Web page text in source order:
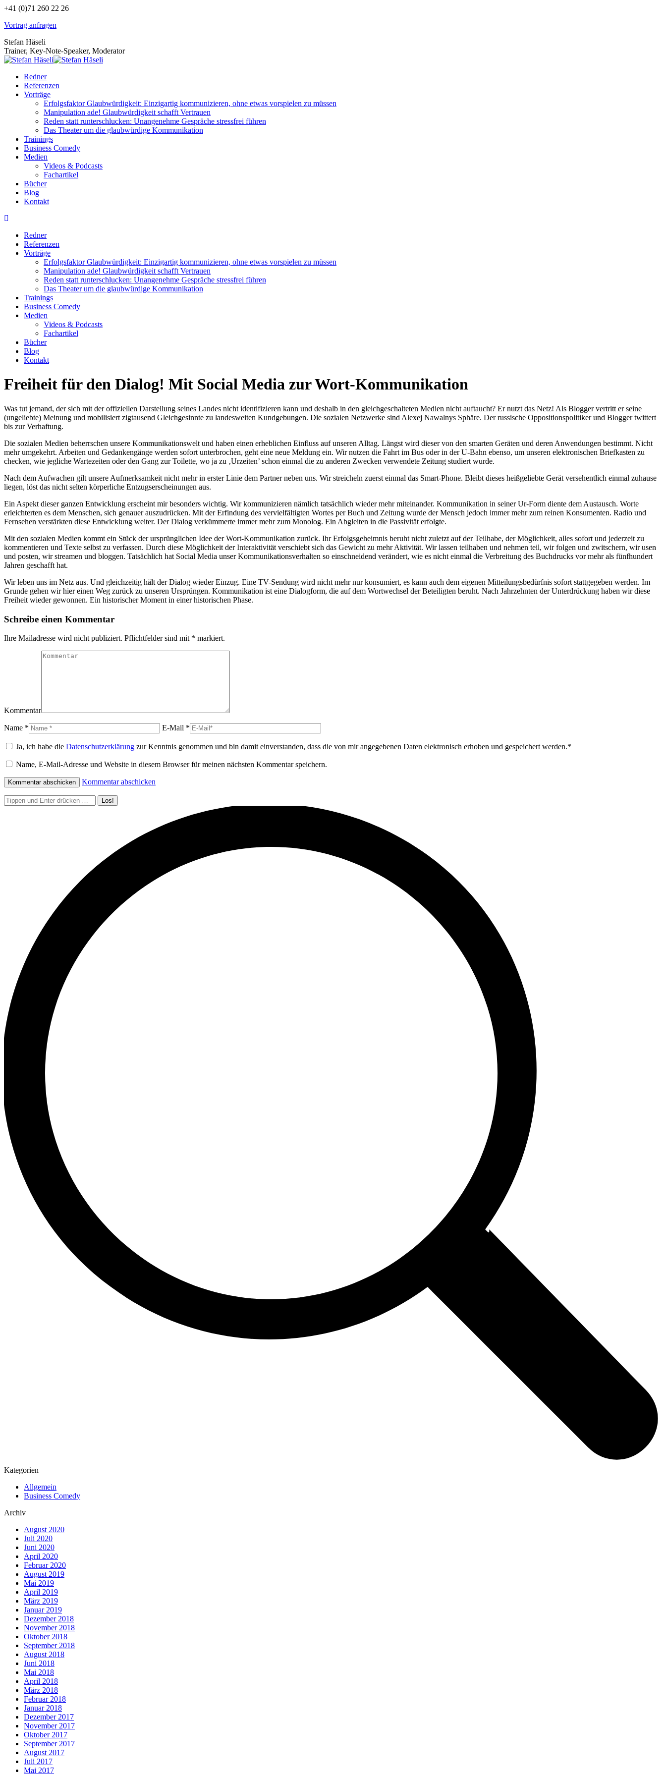
Zum
springen
+41 (0)71 260 22 26
Vortrag anfragen
Stefan Häseli
Trainer, Key-Note-Speaker, Moderator
Redner
Referenzen
Vorträge
Erfolgsfaktor Glaubwürdigkeit: Einzigartig kommunizieren, ohne etwas vorspielen zu müssen
Manipulation ade! Glaubwürdigkeit schafft Vertrauen
Reden statt runterschlucken: Unangenehme Gespräche stressfrei führen
Das Theater um die glaubwürdige Kommunikation
Trainings
Business Comedy
Medien
Videos & Podcasts
Fachartikel
Bücher
Blog
Kontakt
Redner
Referenzen
Vorträge
Erfolgsfaktor Glaubwürdigkeit: Einzigartig kommunizieren, ohne etwas vorspielen zu müssen
Manipulation ade! Glaubwürdigkeit schafft Vertrauen
Reden statt runterschlucken: Unangenehme Gespräche stressfrei führen
Das Theater um die glaubwürdige Kommunikation
Trainings
Business Comedy
Medien
Videos & Podcasts
Fachartikel
Bücher
Blog
Kontakt
Freiheit für den Dialog! Mit Social Media zur Wort-Kommunikation
Was tut jemand, der sich mit der offiziellen Darstellung seines Landes nicht identifizieren kann und deshalb in den gleichgeschalteten Medien nicht auftaucht? Er nutzt das Netz! Als Blogger vertritt er seine
(ungeliebte) Meinung und mobilisiert zigtausend Gleichgesinnte zu landesweiten Kundgebungen. Die sozialen Netzwerke sind Alexej Nawalnys Sphäre. Der russische Oppositionspolitiker und Blogger twittert
bis zur Verhaftung.
Die sozialen Medien beherrschen unsere Kommunikationswelt und haben einen erheblichen Einfluss auf unseren Alltag. Längst wird dieser von den smarten Geräten und deren Anwendungen bestimmt. Nicht
mehr umgekehrt. Arbeiten und Gedankengänge werden sofort unterbrochen, geht eine neue Meldung ein. Wir nutzen die Fahrt im Bus oder in der U-Bahn ebenso, um unseren elektronischen Briefkasten zu
checken, wie jegliche Wartezeiten oder den Gang zur Toilette, wo ja zu ‚Urzeiten’ schon einmal die zu anderen Zwecken verwendete Zeitung studiert wurde.
Nach dem Aufwachen gilt unsere Aufmerksamkeit nicht mehr in erster Linie dem Partner neben uns. Wir streicheln zuerst einmal das Smart-Phone. Bleibt dieses heißgeliebte Gerät versehentlich einmal zuhause
liegen, löst das nicht selten körperliche Entzugserscheinungen aus.
Ein Aspekt dieser ganzen Entwicklung erscheint mir besonders wichtig. Wir kommunizieren nämlich tatsächlich wieder mehr miteinander. Kommunikation in seiner Ur-Form diente dem Austausch. Worte
erleichterten es dem Menschen, sich genauer auszudrücken. Mit der Erfindung des vervielfältigten Wortes per Buch und Zeitung wurde der Mensch jedoch immer mehr zum reinen Konsumenten. Radio und
Fernsehen verstärkten diese Entwicklung weiter. Der Dialog verkümmerte immer mehr zum Monolog. Ein Abgleiten in die Passivität erfolgte.
Mit den sozialen Medien kommt ein Stück der ursprünglichen Idee der Wort-Kommunikation zurück. Ihr Erfolgsgeheimnis beruht nicht zuletzt auf der Teilhabe, der Möglichkeit, alles sofort und jederzeit zu
kommentieren und Texte selbst zu verfassen. Durch diese Möglichkeit der Interaktivität verschiebt sich das Gewicht zu mehr Aktivität. Wir lassen teilhaben und nehmen teil, wir folgen und zwitschern, wir usen
und posten, wir streamen und bloggen. Tatsächlich hat Social Media unser Kommunikationsverhalten so einschneidend verändert, wie es nicht einmal die Verbreitung des Buchdrucks vor mehr als fünfhundert
Jahren geschafft hat.
Wir leben uns im Netz aus. Und gleichzeitig hält der Dialog wieder Einzug. Eine TV-Sendung wird nicht mehr nur konsumiert, es kann auch dem eigenen Mitteilungsbedürfnis sofort stattgegeben werden. Im
Grunde gehen wir hier einen Weg zurück zu unseren Ursprüngen. Kommunikation ist eine Dialogform, die auf dem Wortwechsel der Beteiligten beruht. Nach Jahrzehnten der Unterdrückung haben wir diese
Freiheit wieder gewonnen. Ein historischer Moment in einer historischen Phase.
Schreibe einen Kommentar
Ihre Mailadresse wird nicht publiziert. Pflichtfelder sind mit * markiert.
Kommentar
Name * E-Mail *
Ja, ich habe die Datenschutzerklärung zur Kenntnis genommen und bin damit ein­verstanden, dass die von mir angege­benen Daten elek­tro­nisch erhoben und gespei­chert werden.*
Name, E-Mail-Adresse und Website in diesem Browser für meinen nächsten Kommentar speichern.
Kommentar abschicken
Search:
Kategorien
Allgemein
Business Comedy
Archiv
August 2020
Juli 2020
Juni 2020
April 2020
Februar 2020
August 2019
Mai 2019
April 2019
März 2019
Januar 2019
Dezember 2018
November 2018
Oktober 2018
September 2018
August 2018
Juni 2018
Mai 2018
April 2018
März 2018
Februar 2018
Januar 2018
Dezember 2017
November 2017
Oktober 2017
September 2017
August 2017
Juli 2017
Mai 2017